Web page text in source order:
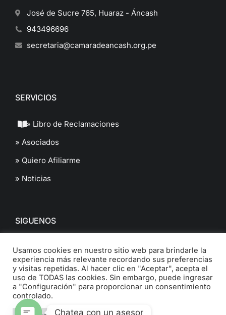
José de Sucre 765, Huaraz - Áncash
943496696
secretaria@camaradeancash.org.pe
SERVICIOS
» Libro de Reclamaciones
» Asociados
» Quiero Afiliarme
» Noticias
SIGUENOS
© 2022 Cámara de Comercio de Ancash. All Rights Reserved.
Usamos cookies en nuestro sitio web para brindarle la
experiencia más relevante recordando sus preferencias
y visitas repetidas. Al hacer clic en "Aceptar", acepta el
uso de TODAS las cookies. Sin embargo, puede ingresar
a "Configuración" para proporcionar un consentimiento
controlado.
Chatea con un asesor